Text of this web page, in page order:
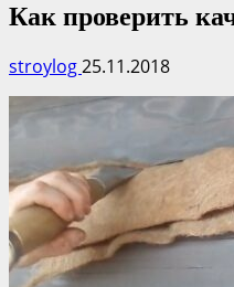
Как проверить
stroylog25.11.2018